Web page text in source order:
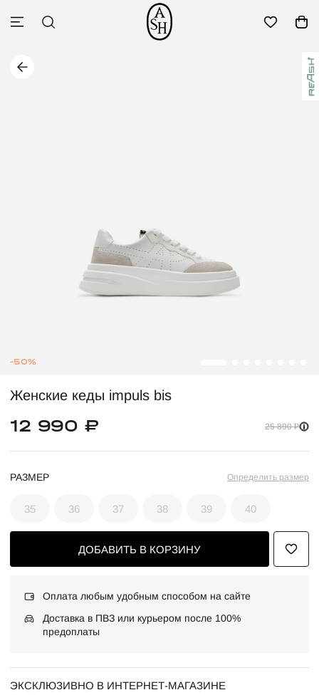
-50%
Женские кеды impuls bis
12 990 ₽ 25 890 ₽
РАЗМЕР Определить размер
35 36 37 38 39 40
ДОБАВИТЬ В КОРЗИНУ
Оплата любым удобным способом на сайте
Доставка в ПВЗ или курьером после 100%
предоплаты
ЭКСКЛЮЗИВНО В ИНТЕРНЕТ-МАГАЗИНЕ